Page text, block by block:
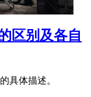
区别及各自
具体描述。